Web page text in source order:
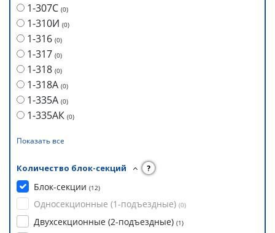
1-307С (0)
1-310И (0)
1-316 (0)
1-317 (0)
1-318 (0)
1-318А (0)
1-335А (0)
1-335АК (0)
Показать все
Количество блок-секций ?
Блок-секции (12)
Односекционные (1-подъездные) (0)
Двухсекционные (2-подъездные) (1)